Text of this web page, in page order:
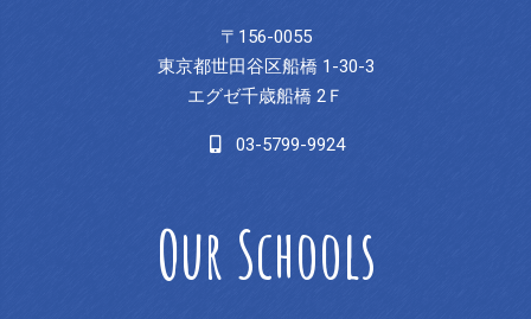
〒156-0055
東京都世田谷区船橋 1-30-3
エグゼ千歳船橋 2Ｆ
03-5799-9924
Our Schools